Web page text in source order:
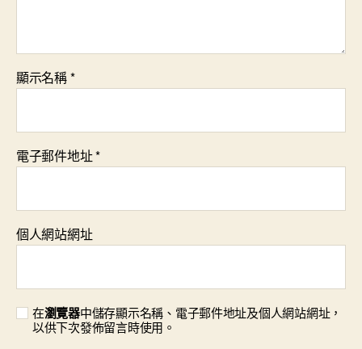
顯示名稱*
電子郵件地址*
個人網站網址
在瀏覽器中儲存顯示名稱、電子郵件地址及個人網站網址，
以供下次發佈留言時使用。